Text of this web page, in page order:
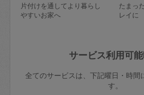
片付けを通してより暮らし
やすいお家へ
たまっ
レイに
サービス利用可
全てのサービスは、下記曜日・時間
す。